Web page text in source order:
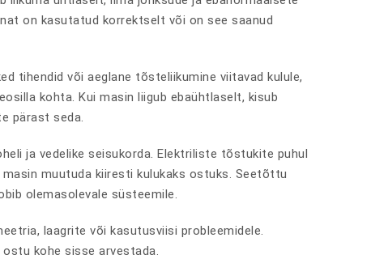
on kasutatud korrektselt või on see saanud
tihendid või aeglane tõsteliikumine viitavad kulule,
kohta. Kui masin liigub ebaühtlaselt, kisub
pärast seda.
ja vedelike seisukorda. Elektriliste tõstukite puhul
muutuda kiiresti kulukaks ostuks. Seetõttu
olemasolevale süsteemile.
laagrite või kasutusviisi probleemidele.
kohe sisse arvestada.